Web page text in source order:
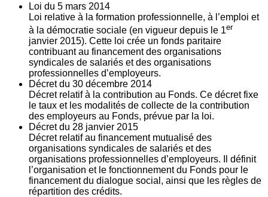
Loi du 5 mars 2014
Loi relative à la formation professionnelle, à l’emploi et
à la démocratie sociale (en vigueur depuis le 1er
janvier 2015). Cette loi crée un fonds paritaire
contribuant au financement des organisations
syndicales de salariés et des organisations
professionnelles d’employeurs.
Décret du 30 décembre 2014
Décret relatif à la contribution au Fonds. Ce décret fixe
le taux et les modalités de collecte de la contribution
des employeurs au Fonds, prévue par la loi.
Décret du 28 janvier 2015
Décret relatif au financement mutualisé des
organisations syndicales de salariés et des
organisations professionnelles d’employeurs. Il définit
l’organisation et le fonctionnement du Fonds pour le
financement du dialogue social, ainsi que les règles de
répartition des crédits.